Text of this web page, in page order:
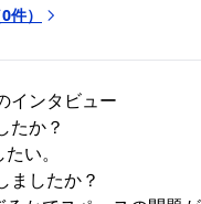
0件）
インタビュー
たか？
い。
ましたか？